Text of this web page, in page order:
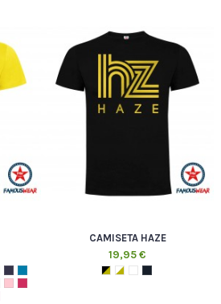
CAMISETA HAZE
19,95 €